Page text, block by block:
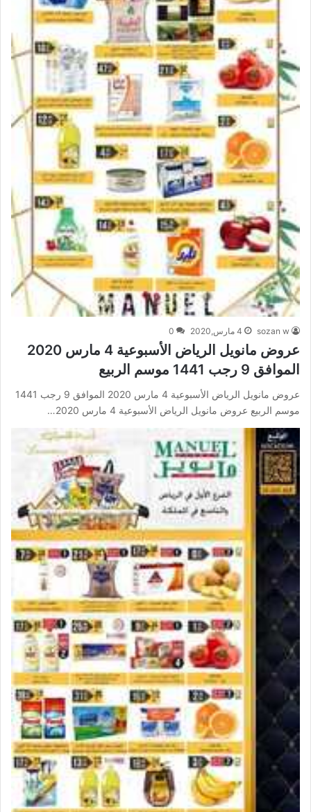
sozan w 4 مارس,2020 0
عروض مانويل الرياض الأسبوعية 4 مارس 2020
الموافق 9 رجب 1441 موسم الربيع
عروض مانويل الرياض الأسبوعية 4 مارس 2020 الموافق 9 رجب 1441
موسم الربيع عروض مانويل الرياض الأسبوعية 4 مارس 2020…